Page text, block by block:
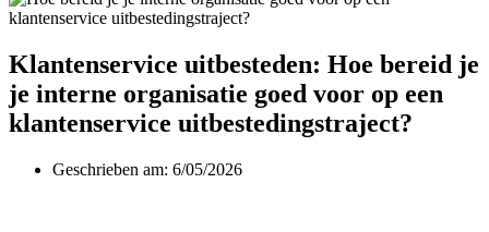
Klantenservice uitbesteden: Hoe bereid je
je interne organisatie goed voor op een
klantenservice uitbestedingstraject?
Geschrieben am: 6/05/2026